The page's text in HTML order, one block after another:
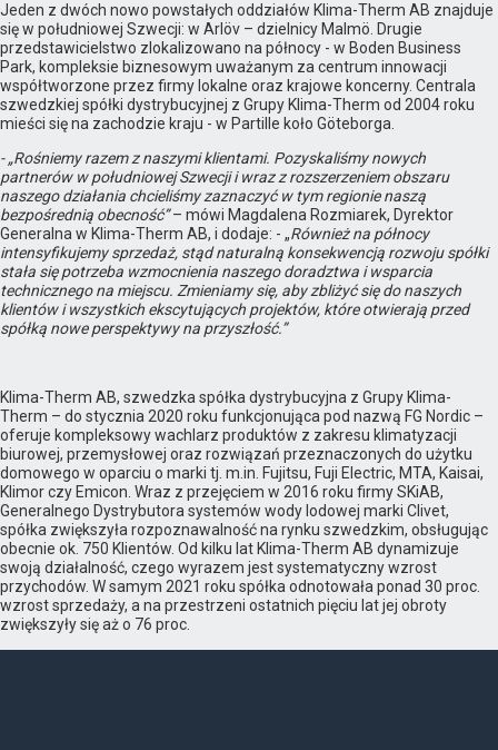
Jeden z dwóch nowo powstałych oddziałów Klima-Therm AB znajduje
się w południowej Szwecji: w Arlöv – dzielnicy Malmö. Drugie
przedstawicielstwo zlokalizowano na północy - w Boden Business
Park, kompleksie biznesowym uważanym za centrum innowacji
współtworzone przez firmy lokalne oraz krajowe koncerny. Centrala
szwedzkiej spółki dystrybucyjnej z Grupy Klima-Therm od 2004 roku
mieści się na zachodzie kraju - w Partille koło Göteborga.
- „Rośniemy razem z naszymi klientami. Pozyskaliśmy nowych
partnerów w południowej Szwecji i wraz z rozszerzeniem obszaru
naszego działania chcieliśmy zaznaczyć w tym regionie naszą
bezpośrednią obecność”– mówi Magdalena Rozmiarek, Dyrektor
Generalna w Klima-Therm AB, i dodaje: - „Również na północy
intensyfikujemy sprzedaż, stąd naturalną konsekwencją rozwoju spółki
stała się potrzeba wzmocnienia naszego doradztwa i wsparcia
technicznego na miejscu. Zmieniamy się, aby zbliżyć się do naszych
klientów i wszystkich ekscytujących projektów, które otwierają przed
spółką nowe perspektywy na przyszłość.”
Klima-Therm AB, szwedzka spółka dystrybucyjna z Grupy Klima-
Therm – do stycznia 2020 roku funkcjonująca pod nazwą FG Nordic –
oferuje kompleksowy wachlarz produktów z zakresu klimatyzacji
biurowej, przemysłowej oraz rozwiązań przeznaczonych do użytku
domowego w oparciu o marki tj. m.in. Fujitsu, Fuji Electric, MTA, Kaisai,
Klimor czy Emicon. Wraz z przejęciem w 2016 roku firmy SKiAB,
Generalnego Dystrybutora systemów wody lodowej marki Clivet,
spółka zwiększyła rozpoznawalność na rynku szwedzkim, obsługując
obecnie ok. 750 Klientów. Od kilku lat Klima-Therm AB dynamizuje
swoją działalność, czego wyrazem jest systematyczny wzrost
przychodów. W samym 2021 roku spółka odnotowała ponad 30 proc.
wzrost sprzedaży, a na przestrzeni ostatnich pięciu lat jej obroty
zwiększyły się aż o 76 proc.